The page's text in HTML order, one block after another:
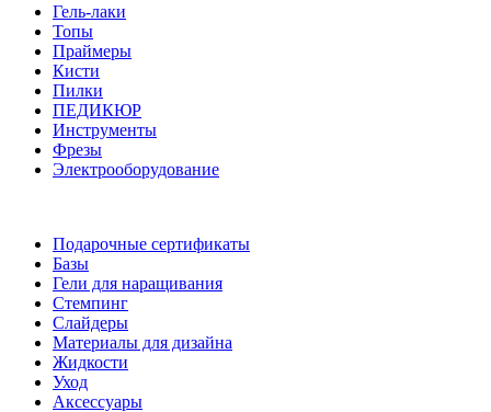
Гель-лаки
Топы
Праймеры
Кисти
Пилки
ПЕДИКЮР
Инструменты
Фрезы
Электрооборудование
Подарочные сертификаты
Базы
Гели для наращивания
Стемпинг
Слайдеры
Материалы для дизайна
Жидкости
Уход
Аксессуары